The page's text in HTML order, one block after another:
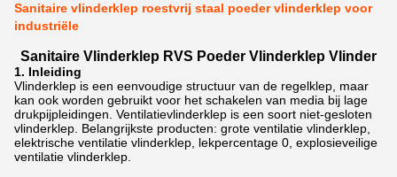
Sanitaire vlinderklep roestvrij staal poeder vlinderklep voor
industriële
Sanitaire Vlinderklep RVS Poeder Vlinderklep Vlinder
1. Inleiding
Vlinderklep is een eenvoudige structuur van de regelklep, maar
kan ook worden gebruikt voor het schakelen van media bij lage
drukpijpleidingen. Ventilatievlinderklep is een soort niet-gesloten
vlinderklep. Belangrijkste producten: grote ventilatie vlinderklep,
elektrische ventilatie vlinderklep, lekpercentage 0, explosieveilige
ventilatie vlinderklep.